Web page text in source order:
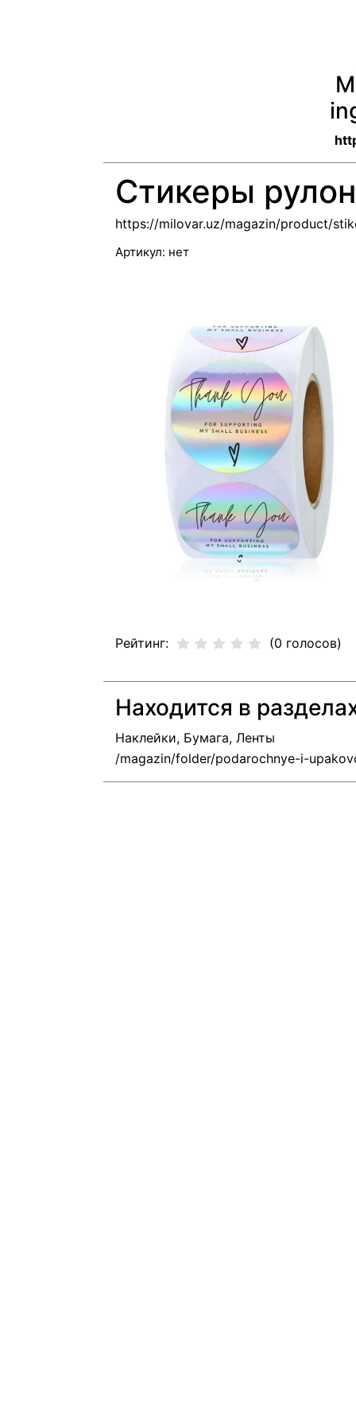
Стикеры
https://milovar.uz/magazin/product/
Артикул: нет
Рейтинг: (0 голосов)
Находится в
Наклейки, Бумага, Ленты